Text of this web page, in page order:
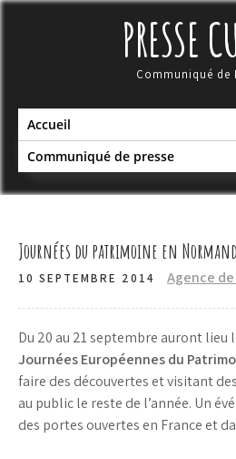
Skip
PRESSE
Communiqué de
Accueil
Communiqué de presse
Journées du patrimoine en
10 SEPTEMBRE 2014 Agence
Du 20 au 21 septembre auront lieu
Journées Européennes du
faire des découvertes et visitant
au public le reste de l’année. Un
des portes ouvertes en France et